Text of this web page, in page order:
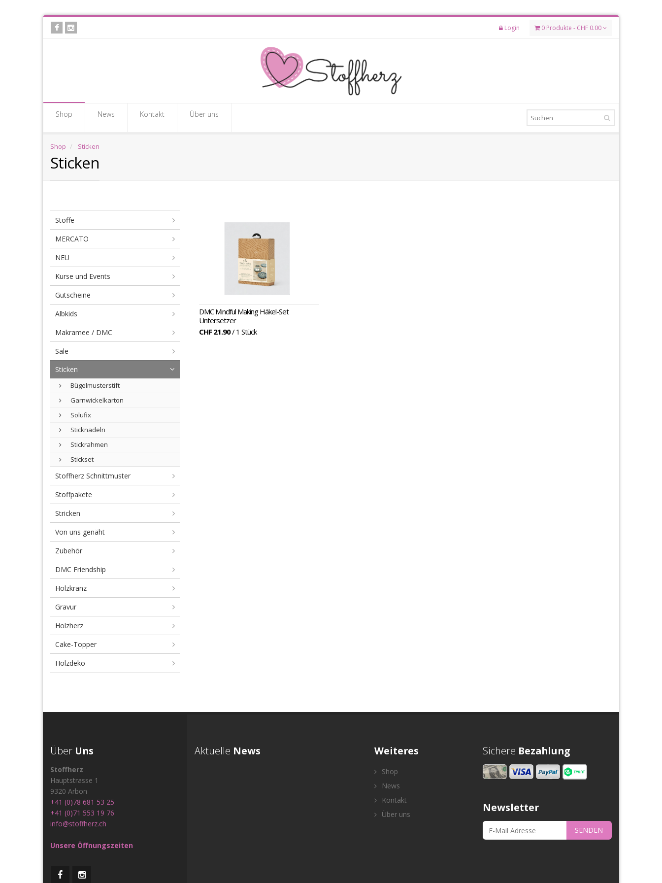
Skip
Login 0 Produkte - CHF 0.00
Shop News Kontakt Über uns
Shop Sticken
Sticken
Stoffe
MERCATO
NEU
Kurse und Events
Gutscheine
Albkids
Makramee / DMC
Sale
Sticken
Bügelmusterstift
Garnwickelkarton
Solufix
Sticknadeln
Stickrahmen
Stickset
Stoffherz Schnittmuster
Stoffpakete
Stricken
Von uns genäht
Zubehör
DMC Friendship
Holzkranz
Gravur
Holzherz
Cake-Topper
Holzdeko
Sticken
DMC Mindful Making Häkel-Set
Untersetzer
CHF 21.90/ 1 Stück
Über Uns
Stoffherz
Hauptstrasse 1
9320 Arbon
+41 (0)78 681 53 25
+41 (0)71 553 19 76
info@stoffherz.ch
Unsere Öffnungszeiten
Aktuelle News Weiteres
Shop
News
Kontakt
Über uns
Sichere Bezahlung
Newsletter
SENDEN